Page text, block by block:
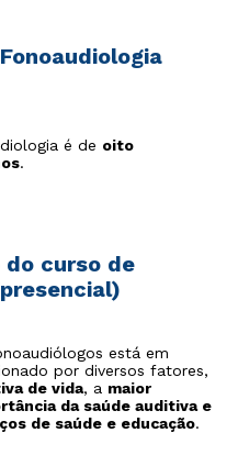
é de oito
.
do curso de
está em
por diversos fatores,
de vida, a maior
da saúde auditiva e
de saúde e educação.